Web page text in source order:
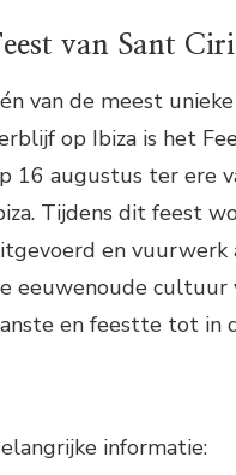
van Sant
van de meest
op Ibiza is het
16 augustus ter ere
Tijdens dit feest
en vuurwerk
eeuwenoude cultuur
en feestte tot in
informatie: